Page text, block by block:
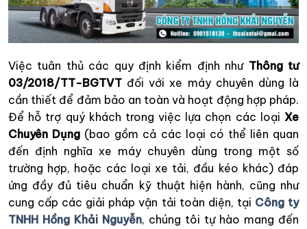
Việc tuân thủ các quy định kiểm định như Thông tư
03/2018/TT-BGTVT đối với xe máy chuyên dùng là
cần thiết để đảm bảo an toàn và hoạt động hợp pháp.
Để hỗ trợ quý khách trong việc lựa chọn các loại Xe
Chuyên Dụng (bao gồm cả các loại có thể liên quan
đến định nghĩa xe máy chuyên dùng trong một số
trường hợp, hoặc các loại xe tải, đầu kéo khác) đáp
ứng đầy đủ tiêu chuẩn kỹ thuật hiện hành, cũng như
cung cấp các giải pháp vận tải toàn diện, tại Công ty
TNHH Hồng Khải Nguyễn, chúng tôi tự hào mang đến